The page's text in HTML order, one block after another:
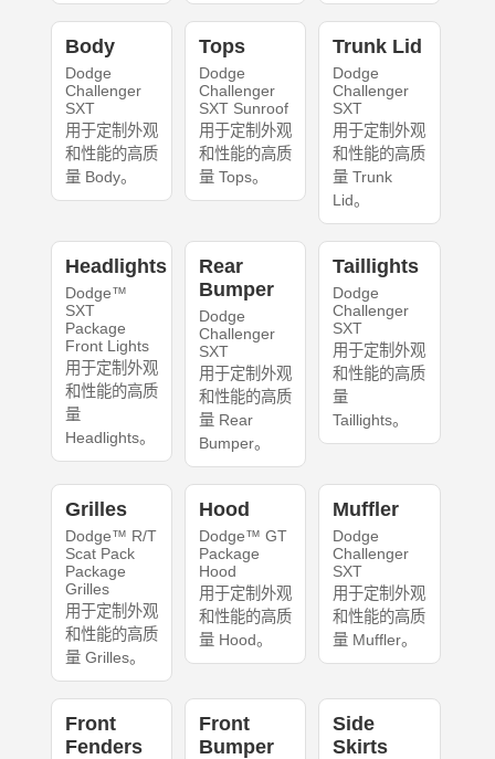
Body
Dodge
Challenger
SXT
用于定制外观
和性能的高质
量 Body。
Tops
Dodge
Challenger
SXT Sunroof
用于定制外观
和性能的高质
量 Tops。
Trunk Lid
Dodge
Challenger
SXT
用于定制外观
和性能的高质
量 Trunk
Lid。
Headlights
Dodge™
SXT
Package
Front Lights
用于定制外观
和性能的高质
量
Headlights。
Rear
Bumper
Dodge
Challenger
SXT
用于定制外观
和性能的高质
量 Rear
Bumper。
Taillights
Dodge
Challenger
SXT
用于定制外观
和性能的高质
量
Taillights。
Grilles
Dodge™ R/T
Scat Pack
Package
Grilles
用于定制外观
和性能的高质
量 Grilles。
Hood
Dodge™ GT
Package
Hood
用于定制外观
和性能的高质
量 Hood。
Muffler
Dodge
Challenger
SXT
用于定制外观
和性能的高质
量 Muffler。
Front
Fenders
Front
Bumper
Side
Skirts